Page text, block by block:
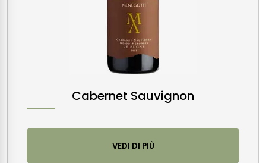
Cabernet Sauvignon
VEDI DI PIÙ